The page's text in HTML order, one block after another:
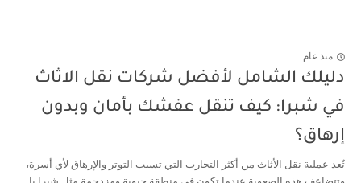
منذ عام
دليلك الشامل لأفضل شركات نقل الاثاث
في شبرا: كيف تنقل عفشك بأمان وبدون
إرهاق؟
تُعد عملية نقل الأثاث من أكثر التجارب التي تسبب التوتر والإرهاق لأي أسرة،